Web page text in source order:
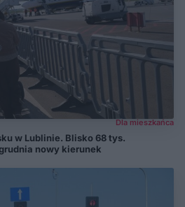
Dla mieszkańca
w Lublinie. Blisko 68 tys.
nowy kierunek